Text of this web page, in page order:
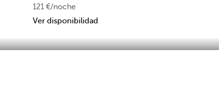
121
/noche
Ver disponibilidad